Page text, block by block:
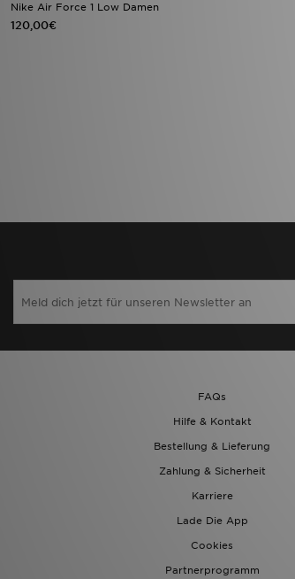
Nike Air Force 1 Low Damen
120,00€
FAQs
Hilfe & Kontakt
Bestellung & Lieferung
Zahlung & Sicherheit
Karriere
Lade Die App
Cookies
Partnerprogramm